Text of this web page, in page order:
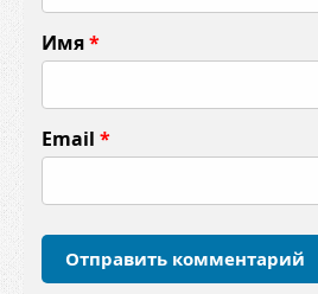
м
е
т
а
р
и
Имя*
Email *